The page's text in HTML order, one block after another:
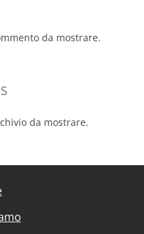
da mostrare.
da mostrare.